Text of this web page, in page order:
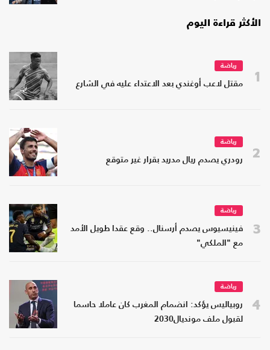
الأكثر قراءة اليوم
1
رياضة
مقتل لاعب أوغندي بعد الاعتداء عليه في الشارع
2
رياضة
رودري يصدم ريال مدريد بقرار غير متوقع
3
رياضة
فينيسيوس يصدم أرسنال.. وقع عقدا طويل الأمد
مع "الملكي"
4
رياضة
روبياليس يؤكد: انضمام المغرب كان عاملا حاسما
لقبول ملف مونديال2030